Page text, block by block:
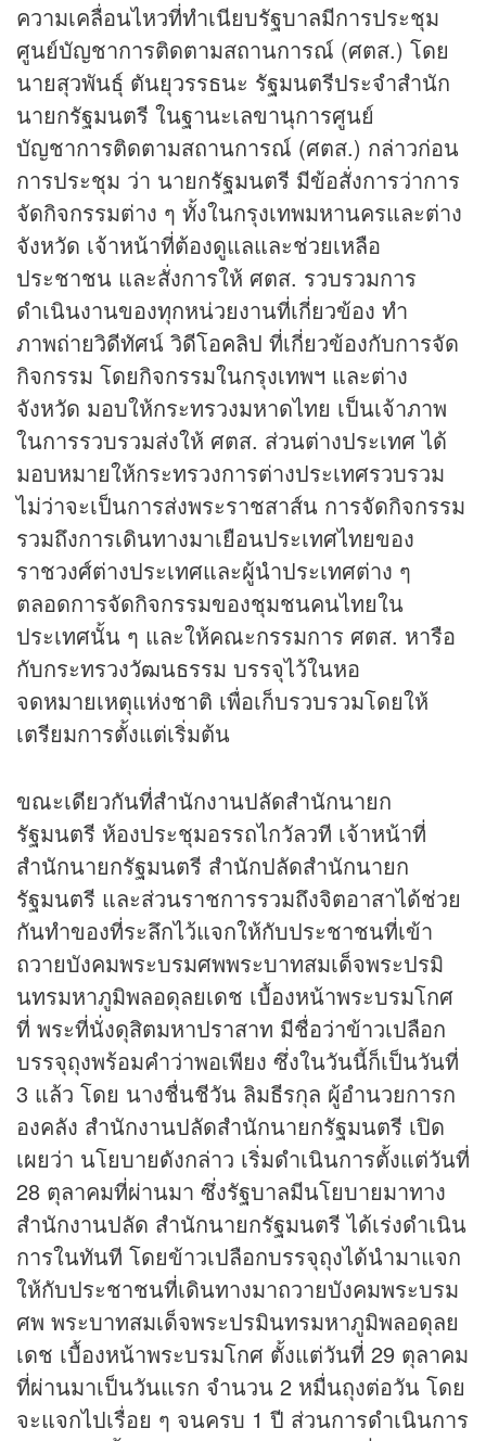
ความเคลื่อนไหวที่ทำเนียบรัฐบาลมีการประชุม
ศูนย์บัญชาการติดตามสถานการณ์ (ศตส.) โดย
นายสุวพันธุ์ ตันยุวรรธนะ รัฐมนตรีประจำสำนัก
นายกรัฐมนตรี ในฐานะเลขานุการศูนย์
บัญชาการติดตามสถานการณ์ (ศตส.) กล่าวก่อน
การประชุม ว่า นายกรัฐมนตรี มีข้อสั่งการว่าการ
จัดกิจกรรมต่าง ๆ ทั้งในกรุงเทพมหานครและต่าง
จังหวัด เจ้าหน้าที่ต้องดูแลและช่วยเหลือ
ประชาชน และสั่งการให้ ศตส. รวบรวมการ
ดำเนินงานของทุกหน่วยงานที่เกี่ยวข้อง ทำ
ภาพถ่ายวิดีทัศน์ วิดีโอคลิป ที่เกี่ยวข้องกับการจัด
กิจกรรม โดยกิจกรรมในกรุงเทพฯ และต่าง
จังหวัด มอบให้กระทรวงมหาดไทย เป็นเจ้าภาพ
ในการรวบรวมส่งให้ ศตส. ส่วนต่างประเทศ ได้
มอบหมายให้กระทรวงการต่างประเทศรวบรวม
ไม่ว่าจะเป็นการส่งพระราชสาส์น การจัดกิจกรรม
รวมถึงการเดินทางมาเยือนประเทศไทยของ
ราชวงศ์ต่างประเทศและผู้นำประเทศต่าง ๆ
ตลอดการจัดกิจกรรมของชุมชนคนไทยใน
ประเทศนั้น ๆ และให้คณะกรรมการ ศตส. หารือ
กับกระทรวงวัฒนธรรม บรรจุไว้ในหอ
จดหมายเหตุแห่งชาติ เพื่อเก็บรวบรวมโดยให้
เตรียมการตั้งแต่เริ่มต้น
ขณะเดียวกันที่สำนักงานปลัดสำนักนายก
รัฐมนตรี ห้องประชุมอรรถไกวัลวที เจ้าหน้าที่
สำนักนายกรัฐมนตรี สำนักปลัดสำนักนายก
รัฐมนตรี และส่วนราชการรวมถึงจิตอาสาได้ช่วย
กันทำของที่ระลึกไว้แจกให้กับประชาชนที่เข้า
ถวายบังคมพระบรมศพพระบาทสมเด็จพระปรมิ
นทรมหาภูมิพลอดุลยเดช เบื้องหน้าพระบรมโกศ
ที่ พระที่นั่งดุสิตมหาปราสาท มีชื่อว่าข้าวเปลือก
บรรจุถุงพร้อมคำว่าพอเพียง ซึ่งในวันนี้ก็เป็นวันที่
3 แล้ว โดย นางชื่นชีวัน ลิมธีรกุล ผู้อำนวยการก
องคลัง สำนักงานปลัดสำนักนายกรัฐมนตรี เปิด
เผยว่า นโยบายดังกล่าว เริ่มดำเนินการตั้งแต่วันที่
28 ตุลาคมที่ผ่านมา ซึ่งรัฐบาลมีนโยบายมาทาง
สำนักงานปลัด สำนักนายกรัฐมนตรี ได้เร่งดำเนิน
การในทันที โดยข้าวเปลือกบรรจุถุงได้นำมาแจก
ให้กับประชาชนที่เดินทางมาถวายบังคมพระบรม
ศพ พระบาทสมเด็จพระปรมินทรมหาภูมิพลอดุลย
เดช เบื้องหน้าพระบรมโกศ ตั้งแต่วันที่ 29 ตุลาคม
ที่ผ่านมาเป็นวันแรก จำนวน 2 หมื่นถุงต่อวัน โดย
จะแจกไปเรื่อย ๆ จนครบ 1 ปี ส่วนการดำเนินการ